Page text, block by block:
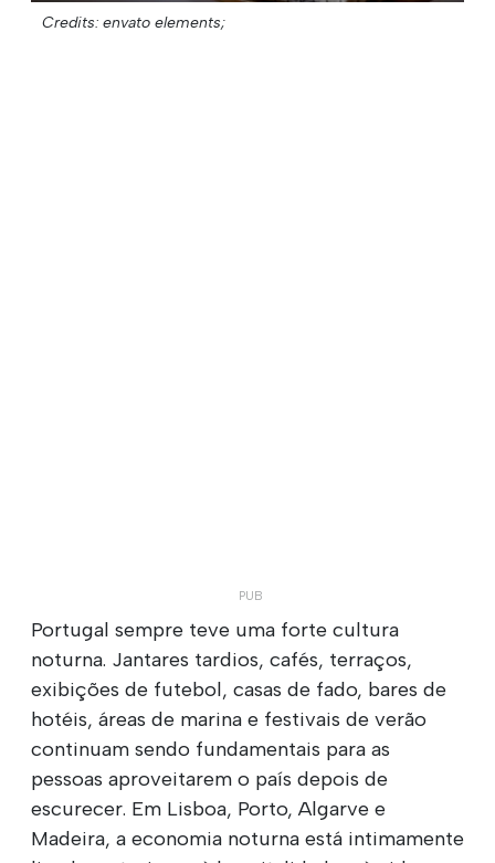
Credits: envato elements;
Portugal sempre teve uma forte cultura
noturna. Jantares tardios, cafés, terraços,
exibições de futebol, casas de fado, bares de
hotéis, áreas de marina e festivais de verão
continuam sendo fundamentais para as
pessoas aproveitarem o país depois de
escurecer. Em Lisboa, Porto, Algarve e
Madeira, a economia noturna está intimamente